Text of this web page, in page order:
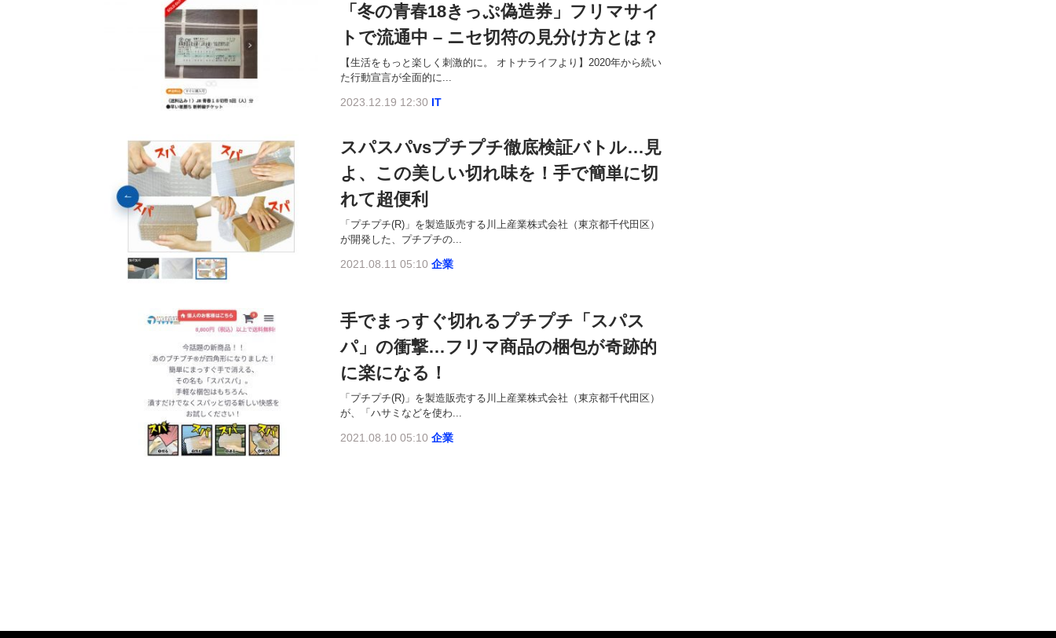
「冬の青春18きっぷ偽造券」フリマサイ
トで流通中 – ニセ切符の見分け方とは？
【生活をもっと楽しく刺激的に。 オトナライフより】2020年から続い
た行動宣言が全面的に...
2023.12.19 12:30 IT
スパスパvsプチプチ徹底検証バトル…見
よ、この美しい切れ味を！手で簡単に切
れて超便利
「プチプチ(R)」を製造販売する川上産業株式会社（東京都千代田区）
が開発した、プチプチの...
2021.08.11 05:10 企業
手でまっすぐ切れるプチプチ「スパス
パ」の衝撃…フリマ商品の梱包が奇跡的
に楽になる！
「プチプチ(R)」を製造販売する川上産業株式会社（東京都千代田区）
が、「ハサミなどを使わ...
2021.08.10 05:10 企業